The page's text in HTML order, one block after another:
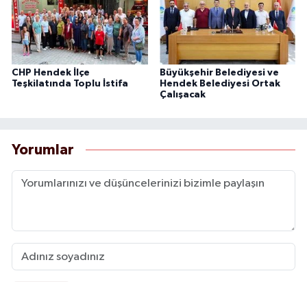
CHP Hendek İlçe
Teşkilatında Toplu İstifa
Büyükşehir Belediyesi ve
Hendek Belediyesi Ortak
Çalışacak
Yorumlar